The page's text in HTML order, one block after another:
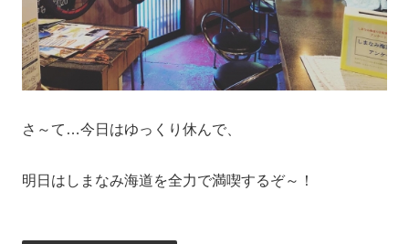
さ～て…今日はゆっくり休んで、
明日はしまなみ海道を全力で満喫するぞ～！